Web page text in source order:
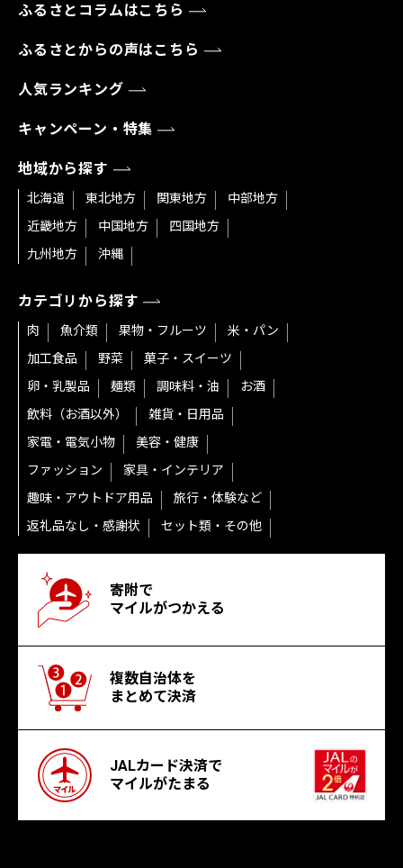
ふるさとコラムはこちら
ふるさとからの声はこちら
人気ランキング
キャンペーン・特集
地域から探す
北海道 東北地方 関東地方
中部地方
近畿地方
中国地方
四国地方
九州地方
沖縄
カテゴリから探す
肉 魚介類 果物・フルーツ
米・パン
加工食品
野菜
菓子・スイーツ
卵・乳製品
麺類 調味料・油
お酒
飲料（お酒以外）
雑貨・日用品
家電・電気小物
美容・健康
ファッション
家具・インテリア
趣味・アウトドア用品
旅行・体験など
返礼品なし・感謝状
セット類・その他
寄附で
マイルがつかえる
複数自治体を
まとめて決済
JALカード決済で
マイルがたまる